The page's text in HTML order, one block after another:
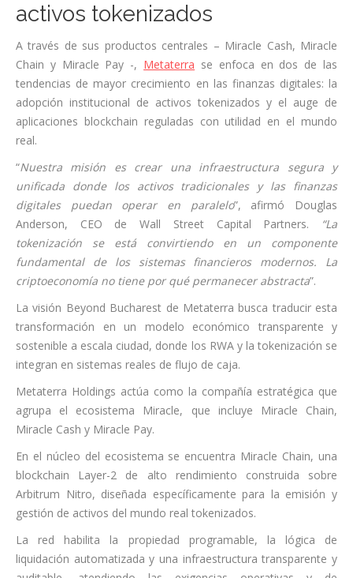
activos tokenizados
A través de sus productos centrales – Miracle Cash, Miracle
Chain y Miracle Pay -, Metaterra se enfoca en dos de las
tendencias de mayor crecimiento en las finanzas digitales: la
adopción institucional de activos tokenizados y el auge de
aplicaciones blockchain reguladas con utilidad en el mundo
real.
“Nuestra misión es crear una infraestructura segura y
unificada donde los activos tradicionales y las finanzas
digitales puedan operar en paralelo”, afirmó Douglas
Anderson, CEO de Wall Street Capital Partners.
“La
tokenización se está convirtiendo en un componente
fundamental de los sistemas financieros modernos. La
criptoeconomía no tiene por qué permanecer abstracta”.
La visión Beyond Bucharest de Metaterra busca traducir esta
transformación en un modelo económico transparente y
sostenible a escala ciudad, donde los RWA y la tokenización se
integran en sistemas reales de flujo de caja.
Metaterra Holdings actúa como la compañía estratégica que
agrupa el ecosistema Miracle, que incluye Miracle Chain,
Miracle Cash y Miracle Pay.
En el núcleo del ecosistema se encuentra Miracle Chain, una
blockchain Layer-2 de alto rendimiento construida sobre
Arbitrum Nitro, diseñada específicamente para la emisión y
gestión de activos del mundo real tokenizados.
La red habilita la propiedad programable, la lógica de
liquidación automatizada y una infraestructura transparente y